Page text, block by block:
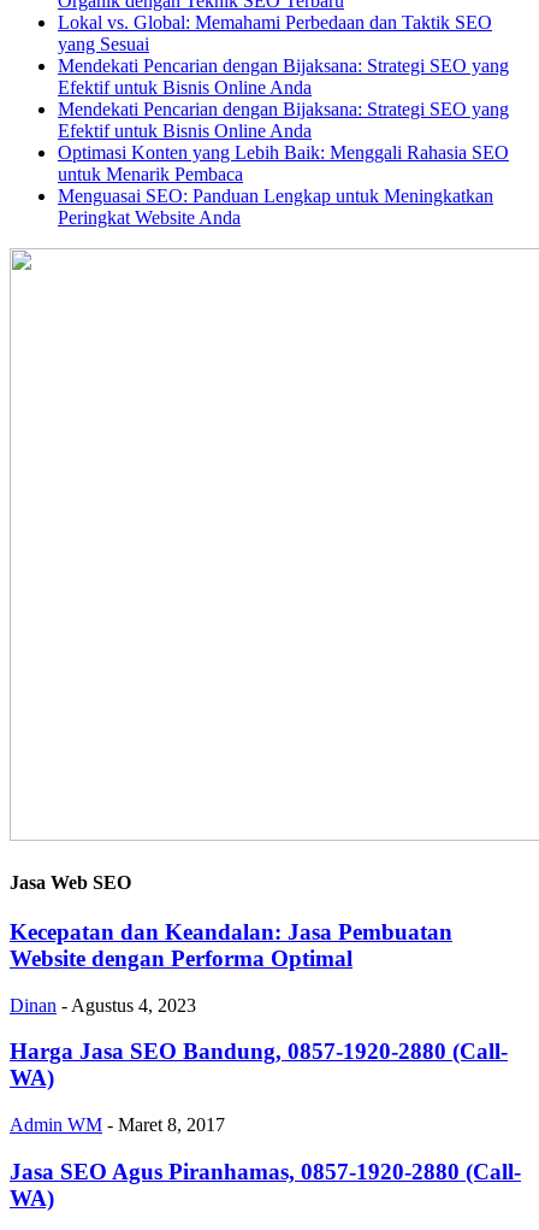
Lokal vs. Global: Memahami Perbedaan dan Taktik SEO
yang Sesuai
Mendekati Pencarian dengan Bijaksana: Strategi SEO yang
Efektif untuk Bisnis Online Anda
Mendekati Pencarian dengan Bijaksana: Strategi SEO yang
Efektif untuk Bisnis Online Anda
Optimasi Konten yang Lebih Baik: Menggali Rahasia SEO
untuk Menarik Pembaca
Menguasai SEO: Panduan Lengkap untuk Meningkatkan
Peringkat Website Anda
Jasa Web SEO
Kecepatan dan Keandalan: Jasa Pembuatan
Website dengan Performa Optimal
Dinan - Agustus 4, 2023
Harga Jasa SEO Bandung, 0857-1920-2880 (Call-
WA)
Admin WM - Maret 8, 2017
Jasa SEO Agus Piranhamas, 0857-1920-2880 (Call-
WA)